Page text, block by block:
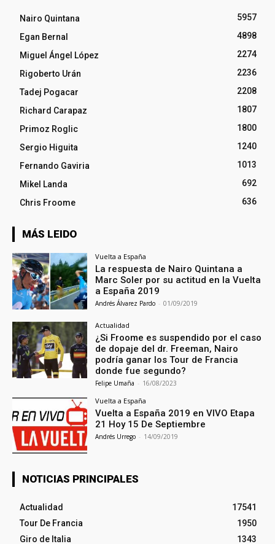
Nairo Quintana
5957
Egan Bernal
4898
Miguel Ángel López
2274
Rigoberto Urán
2236
Tadej Pogacar
2208
Richard Carapaz
1807
Primoz Roglic
1800
Sergio Higuita
1240
Fernando Gaviria
1013
Mikel Landa
692
Chris Froome
636
MÁS LEIDO
Vuelta a España
La respuesta de Nairo Quintana a
Marc Soler por su actitud en la Vuelta
a España 2019
Andrés Álvarez Pardo - 01/09/2019
Actualidad
¿Si Froome es suspendido por el caso
de dopaje del dr. Freeman, Nairo
podría ganar los Tour de Francia
donde fue segundo?
Felipe Umaña - 16/08/2023
Vuelta a España
Vuelta a España 2019 en VIVO Etapa
21 Hoy 15 De Septiembre
Andrés Urrego - 14/09/2019
NOTICIAS PRINCIPALES
Actualidad
17541
Tour De Francia
1950
Giro de Italia
1343